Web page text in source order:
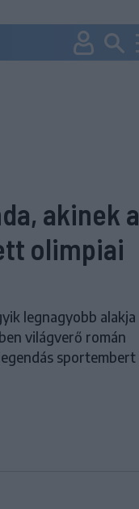
akinek a
olimpiai
legnagyobb alakja
világverő román
sportembert